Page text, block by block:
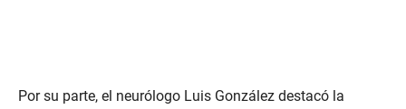
Por su parte, el neurólogo Luis González destacó la